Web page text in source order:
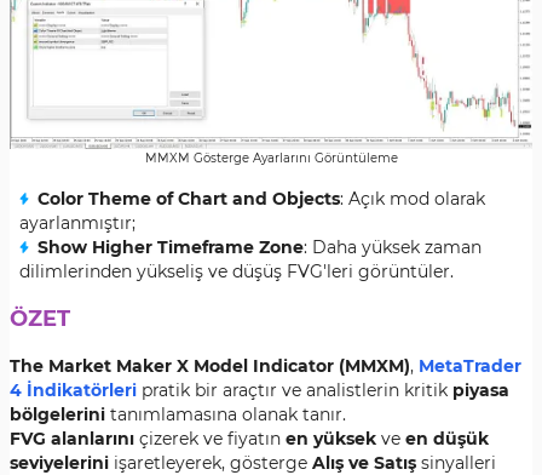
MMXM Gösterge Ayarlarını Görüntüleme
Color Theme of Chart and Objects: Açık mod olarak
ayarlanmıştır;
Show Higher Timeframe Zone: Daha yüksek zaman
dilimlerinden yükseliş ve düşüş FVG'leri görüntüler.
ÖZET
The Market Maker X Model Indicator (MMXM), MetaTrader
4 İndikatörleri pratik bir araçtır ve analistlerin kritik piyasa
bölgelerini tanımlamasına olanak tanır.
FVG alanlarını çizerek ve fiyatın en yüksek ve en düşük
seviyelerini işaretleyerek, gösterge Alış ve Satış sinyalleri